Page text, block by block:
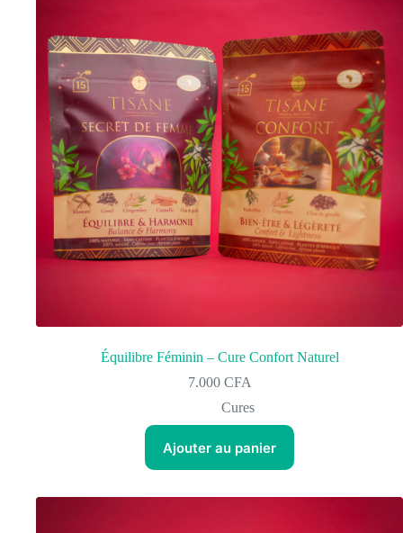
Équilibre Féminin – Cure Confort Naturel
7.000 CFA
Cures
Ajouter au panier